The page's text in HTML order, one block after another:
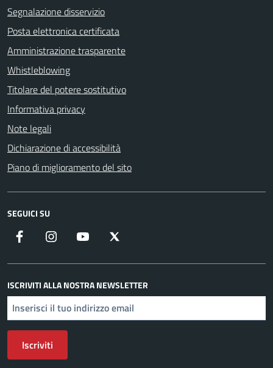
Segnalazione disservizio
Posta elettronica certificata
Amministrazione trasparente
Whistleblowing
Titolare del potere sostitutivo
Informativa privacy
Note legali
Dichiarazione di accessibilità
Piano di miglioramento del sito
SEGUICI SU
Facebook Instagram YouTube
ISCRIVITI ALLA NOSTRA NEWSLETTER